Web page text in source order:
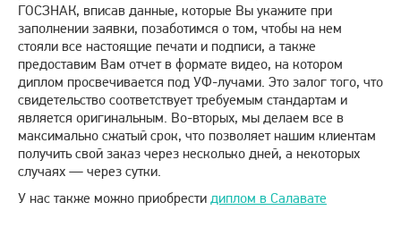
ГОСЗНАК, вписав данные, которые Вы укажите при
заполнении заявки, позаботимся о том, чтобы на нем
стояли все настоящие печати и подписи, а также
предоставим Вам отчет в формате видео, на котором
диплом просвечивается под УФ-лучами. Это залог того, что
свидетельство соответствует требуемым стандартам и
является оригинальным. Во-вторых, мы делаем все в
максимально сжатый срок, что позволяет нашим клиентам
получить свой заказ через несколько дней, а некоторых
случаях — через сутки.
У нас также можно приобрести диплом в Салавате